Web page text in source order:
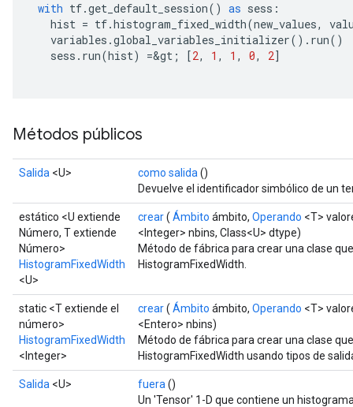
with tf.get_default_session() as sess :
hist = tf.histogram_fixed_width(new_values,
variables .global_variables_initializer(). run()
sess . run(hist) =&gt ; [2, 1 , 1 , 0, 2]
Métodos públicos
Salida <U> como salida ()
Devuelve el identificador simbólico de un
estático <U extiende
Número, T extiende
Número>
HistogramFixedWidth
<U>
crear( Ámbito ámbito, Operando <T>
<Integer> nbins, Class<U> dtype)
Método de fábrica para crear una clase
HistogramFixedWidth.
static <T extiende el
número>
HistogramFixedWidth
<Integer>
crear( Ámbito ámbito, Operando <T>
<Entero> nbins)
Método de fábrica para crear una clase
HistogramFixedWidth usando tipos de
Salida <U> fuera ()
Un 'Tensor' 1-D que contiene un